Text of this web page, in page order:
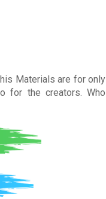
Materials are for only
for the creators. Who